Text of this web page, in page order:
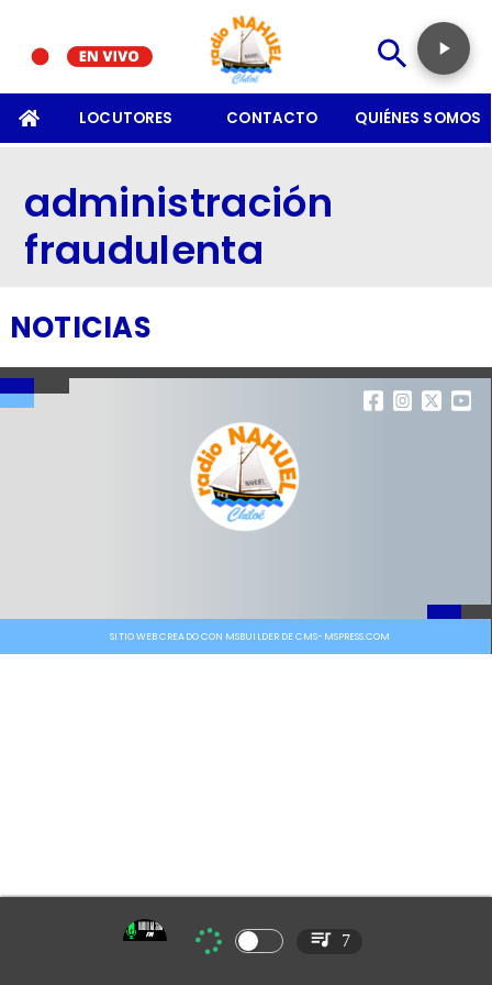
LOCUTORES CONTACTO QUIÉNES SOMOS
administración
fraudulenta
NOTICIAS
SITIO WEB CREADO CON MSBUILDER DE CMS-MSPRESS.COM
7